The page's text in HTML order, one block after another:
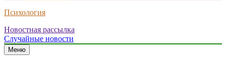
Психология
Новостная рассылка
Случайные новости
Меню